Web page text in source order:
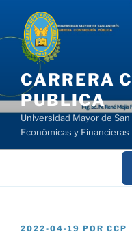
contenido
CARRERA
PUBLICA
Universidad Mayor de
Económicas y Financieras
PUBLICADO
2022-04-19 POR CCP